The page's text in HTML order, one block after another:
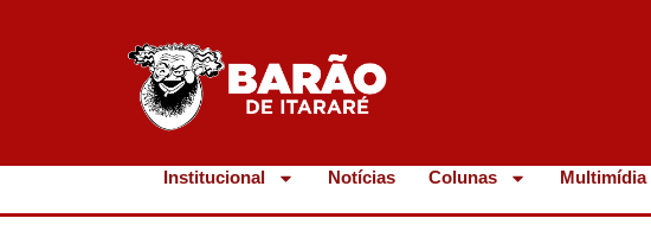
Institucional Notícias Colunas Multimídia